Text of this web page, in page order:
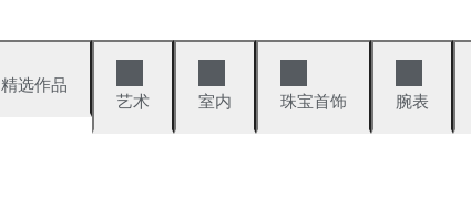
精选作品
艺术
室内 珠宝首饰 腕表